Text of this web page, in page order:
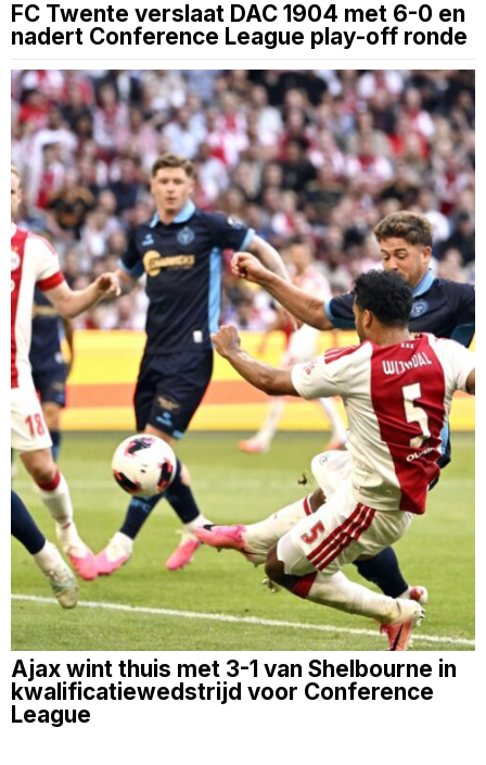
FC Twente verslaat DAC 1904 met 6-0 en
nadert Conference League play-off ronde
Ajax wint thuis met 3-1 van Shelbourne in
kwalificatiewedstrijd voor Conference
League